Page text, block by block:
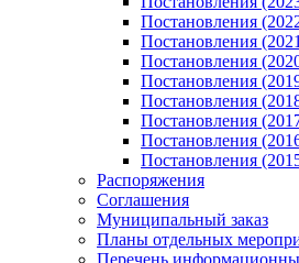
Постановления
Постановления
Постановления
Постановления
Постановления
Постановления
Постановления
Постановления
Распоряжения
Соглашения
Муниципальный заказ
Планы отдельных
Перечень